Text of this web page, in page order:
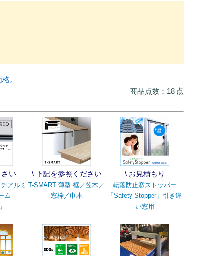
。
商品点数：18 点
い
アルミ
ム
\ 下記を参照ください
T-SMART 薄型 框／笠木／
窓枠／巾木
\ お見積もり
転落防止窓ストッパー
「Safety Stopper」引き違
い窓用